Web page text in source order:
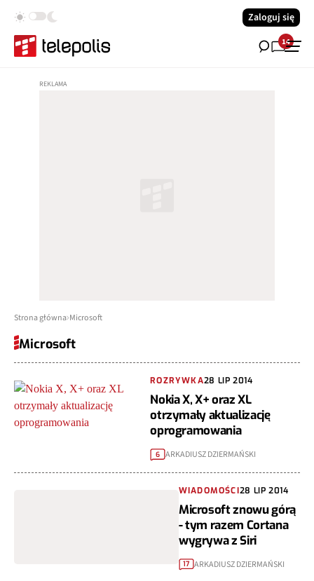
Zaloguj się
14
Strona główna Microsoft
Microsoft
ROZRYWKA28 LIP 2014
Nokia X, X+ oraz XL
otrzymały aktualizację
oprogramowania
6 ARKADIUSZ DZIERMAŃSKI
WIADOMOŚCI28 LIP 2014
Microsoft znowu górą
- tym razem Cortana
wygrywa z Siri
17 ARKADIUSZ DZIERMAŃSKI